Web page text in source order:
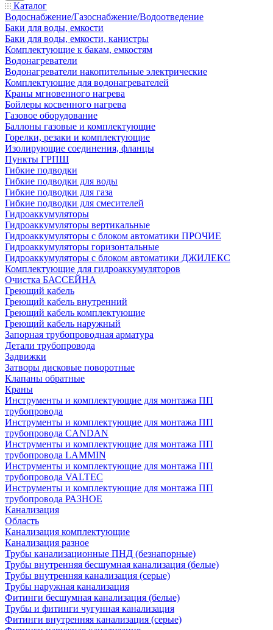
Каталог
Водоснабжение/Газоснабжение/Водоотведение
Баки для воды, емкости
Баки для воды, емкости, канистры
Комплектующие к бакам, емкостям
Водонагреватели
Водонагреватели накопительные электрические
Комплектующие для водонагревателей
Краны мгновенного нагрева
Бойлеры косвенного нагрева
Газовое оборудование
Баллоны газовые и комплектующие
Горелки, резаки и комплектующие
Изолирующие соединения, фланцы
Пункты ГРПШ
Гибкие подводки
Гибкие подводки для воды
Гибкие подводки для газа
Гибкие подводки для смесителей
Гидроаккумуляторы
Гидроаккумуляторы вертикальные
Гидроаккумуляторы с блоком автоматики ПРОЧИЕ
Гидроаккумуляторы горизонтальные
Гидроаккумуляторы с блоком автоматики ДЖИЛЕКС
Комплектующие для гидроаккумуляторов
Очистка БАССЕЙНА
Греющий кабель
Греющий кабель внутренний
Греющий кабель комплектующие
Греющий кабель наружный
Запорная трубопроводная арматура
Детали трубопровода
Задвижки
Затворы дисковые поворотные
Клапаны обратные
Краны
Инструменты и комплектующие для монтажа ПП
трубопровода
Инструменты и комплектующие для монтажа ПП
трубопровода CANDAN
Инструменты и комплектующие для монтажа ПП
трубопровода LAMMIN
Инструменты и комплектующие для монтажа ПП
трубопровода VALTEC
Инструменты и комплектующие для монтажа ПП
трубопровода РАЗНОЕ
Канализация
Область
Канализация комплектующие
Канализация разное
Трубы канализационные ПНД (безнапорные)
Трубы внутренняя бесшумная канализация (белые)
Трубы внутренняя канализация (серые)
Трубы наружная канализация
Фитинги бесшумная канализация (белые)
Трубы и фитинги чугунная канализация
Фитинги внутренняя канализация (серые)